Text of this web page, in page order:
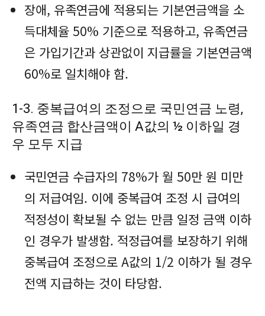
장애, 유족연금에 적용되는 기본연금액을 소
득대체율 50% 기준으로 적용하고, 유족연금
은 가입기간과 상관없이 지급률을 기본연금액
60%로 일치해야 함.
1-3. 중복급여의 조정으로 국민연금 노령,
유족연금 합산금액이 A값의 ½ 이하일 경
우 모두 지급
국민연금 수급자의 78%가 월 50만 원 미만
의 저급여임. 이에 중복급여 조정 시 급여의
적정성이 확보될 수 없는 만큼 일정 금액 이하
인 경우가 발생함. 적정급여를 보장하기 위해
중복급여 조정으로 A값의 1/2 이하가 될 경우
전액 지급하는 것이 타당함.